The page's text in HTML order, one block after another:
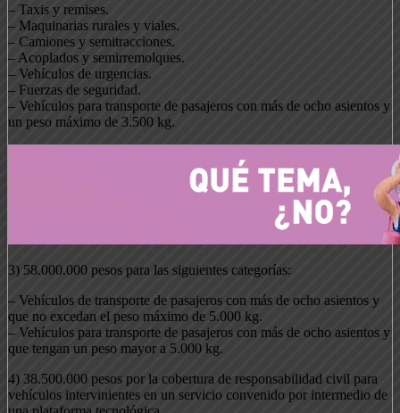
– Taxis y remises.
– Maquinarias rurales y viales.
– Camiones y semitracciones.
– Acoplados y semirremolques.
– Vehículos de urgencias.
– Fuerzas de seguridad.
– Vehículos para transporte de pasajeros con más de ocho asientos y
un peso máximo de 3.500 kg.
3) 58.000.000 pesos para las siguientes categorías:
– Vehículos de transporte de pasajeros con más de ocho asientos y
que no excedan el peso máximo de 5.000 kg.
– Vehículos para transporte de pasajeros con más de ocho asientos y
que tengan un peso mayor a 5.000 kg.
4) 38.500.000 pesos por la cobertura de responsabilidad civil para
vehículos intervinientes en un servicio convenido por intermedio de